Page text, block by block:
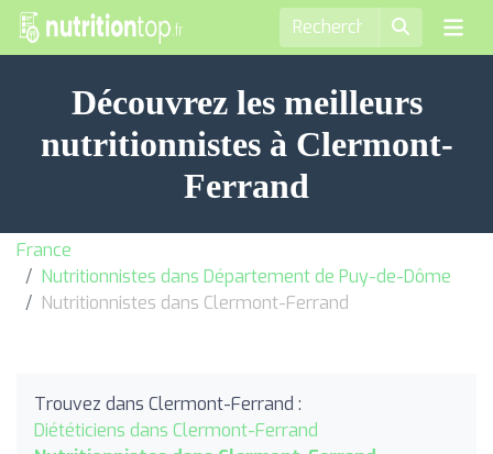
Découvrez les meilleurs
nutritionnistes à Clermont-
Ferrand
France
Nutritionnistes dans Département de Puy-de-Dôme
Nutritionnistes dans Clermont-Ferrand
Trouvez dans Clermont-Ferrand :
Diététiciens dans Clermont-Ferrand